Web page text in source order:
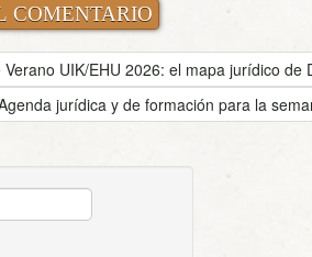
UIK/EHU 2026: el mapa jurídico de
jurídica y de formación para la